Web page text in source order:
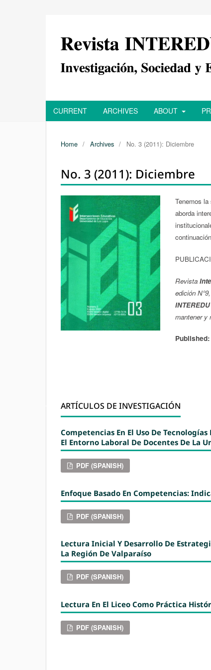
CURRENT ARCHIVES ABOUT
Home / Archives / No. 3 (2011): Diciembre
No. 3 (2011): Diciembre
Tenemos
aborda
Revista
edición
INTEREDU
mantener y
Published:
ARTÍCULOS DE INVESTIGACIÓN
Competencias En El Uso De
El Entorno Laboral De Docentes De La
PDF (SPANISH)
Enfoque Basado En Competencias:
PDF (SPANISH)
Lectura Inicial Y Desarrollo De
La Región De Valparaíso
PDF (SPANISH)
Lectura En El Liceo Como Práctica
PDF (SPANISH)